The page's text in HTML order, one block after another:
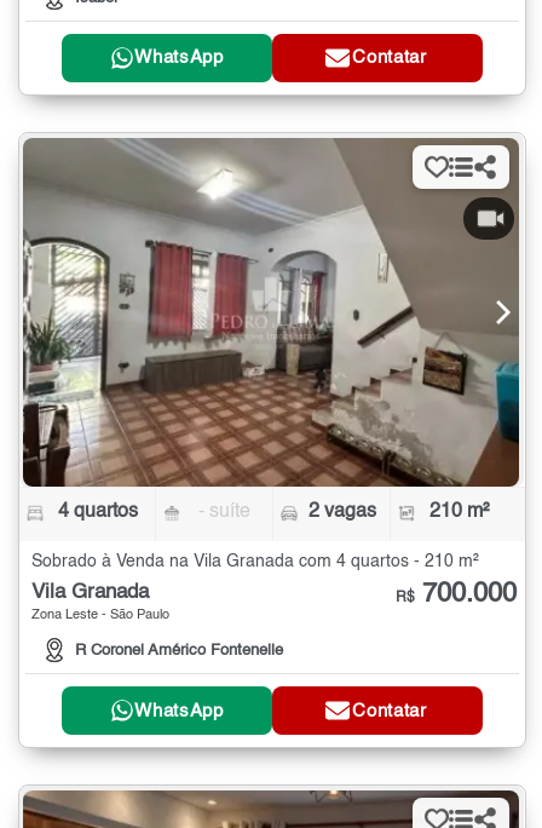
WhatsApp Contatar
4 quartos - suíte 2 vagas 210 m²
Sobrado à Venda na Vila Granada com 4 quartos - 210 m²
Vila Granada
Zona Leste - São Paulo
R Coronel Américo Fontenelle
R$ 700.000
WhatsApp Contatar